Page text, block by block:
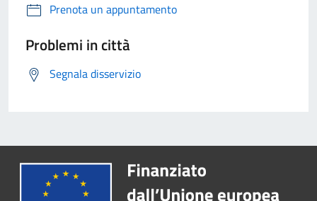
Prenota un appuntamento
Problemi in città
Segnala disservizio